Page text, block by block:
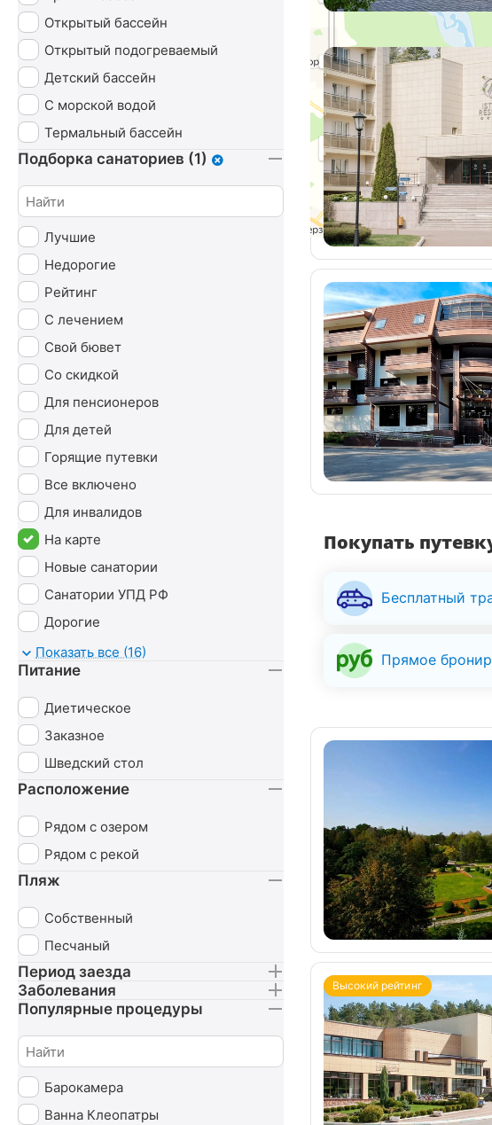
Покупать
Бесплатный
Прямое
Высокий рейтинг
Чекап
Эндокринная система
Открытый бассейн
Открытый подогреваемый
Детский бассейн
С морской водой
Термальный бассейн
Подборка санаториев (1)
Лучшие
Недорогие
Рейтинг
С лечением
Свой бювет
Со скидкой
Для пенсионеров
Для детей
Горящие путевки
Все включено
Для инвалидов
На карте
Новые санатории
Санатории УПД РФ
Дорогие
С животными
Показать все (16)
Питание
Диетическое
Заказное
Шведский стол
Расположение
Рядом с озером
Рядом с рекой
Пляж
Собственный
Песчаный
Период заезда
Заболевания
Популярные процедуры
Барокамера
Ванна Клеопатры